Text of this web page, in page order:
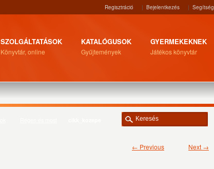
Regisztráció | Bejelentkezés | Segítség
SZOLGÁLTATÁSOK
Könyvtár, online
KATALÓGUSOK
Gyűjtemények
GYERMEKEKNEK
Játékos könyvtár
← Previous Next →